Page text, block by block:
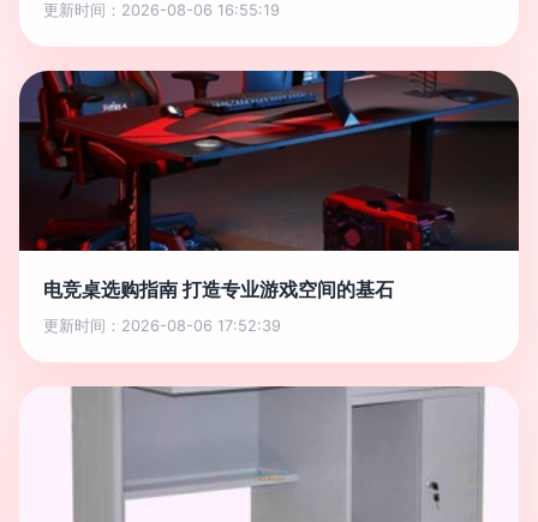
更新时间：2026-08-06 16:55:19
电竞桌选购指南 打造专业游戏空间的基石
更新时间：2026-08-06 17:52:39